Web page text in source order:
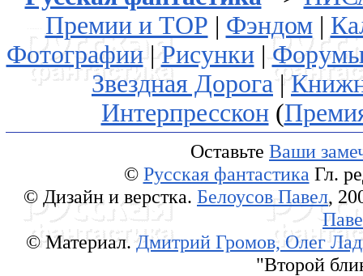
Премии и ТОР | Фэндом|
Фотографии|Рисунки|
Звездная Дорога |
Интерпресскон(
Оставьте Ваши
© Русская фантастика Гл.
© Дизайн и верстка. Белоусов Павел,
© Материал.Дмитрий Громов, Олег
"Второй